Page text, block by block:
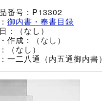
P13302
御内書・奉書目録
（なし）
（なし）
（なし）
一二八通（内五通御内書）